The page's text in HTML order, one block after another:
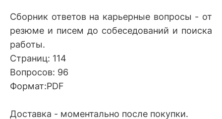
Сборник ответов на карьерные вопросы - от
резюме и писем до собеседований и поиска
работы.
Страниц: 114
Вопросов: 96
Формат:PDF
Доставка - моментально после покупки.